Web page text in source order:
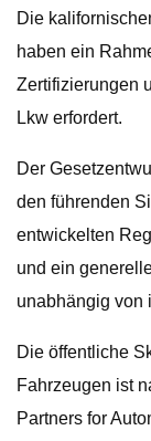
Die
haben ein
Zertifizierungen
Lkw erfordert.
Der
den führenden
entwickelten
und ein
unabhängig von
Die öffentliche
Fahrzeugen ist
Partners for